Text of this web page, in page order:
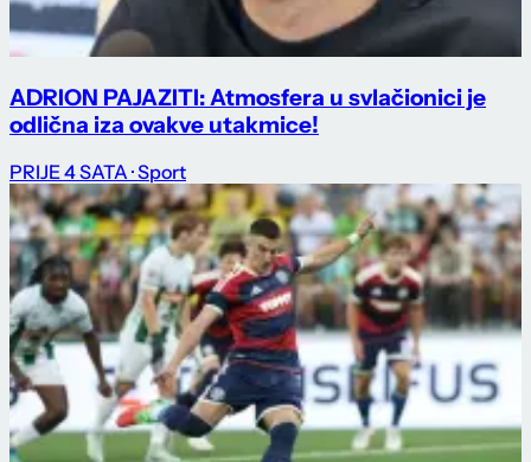
ADRION PAJAZITI: Atmosfera u svlačionici je
odlična iza ovakve utakmice!
PRIJE 4 SATA · Sport